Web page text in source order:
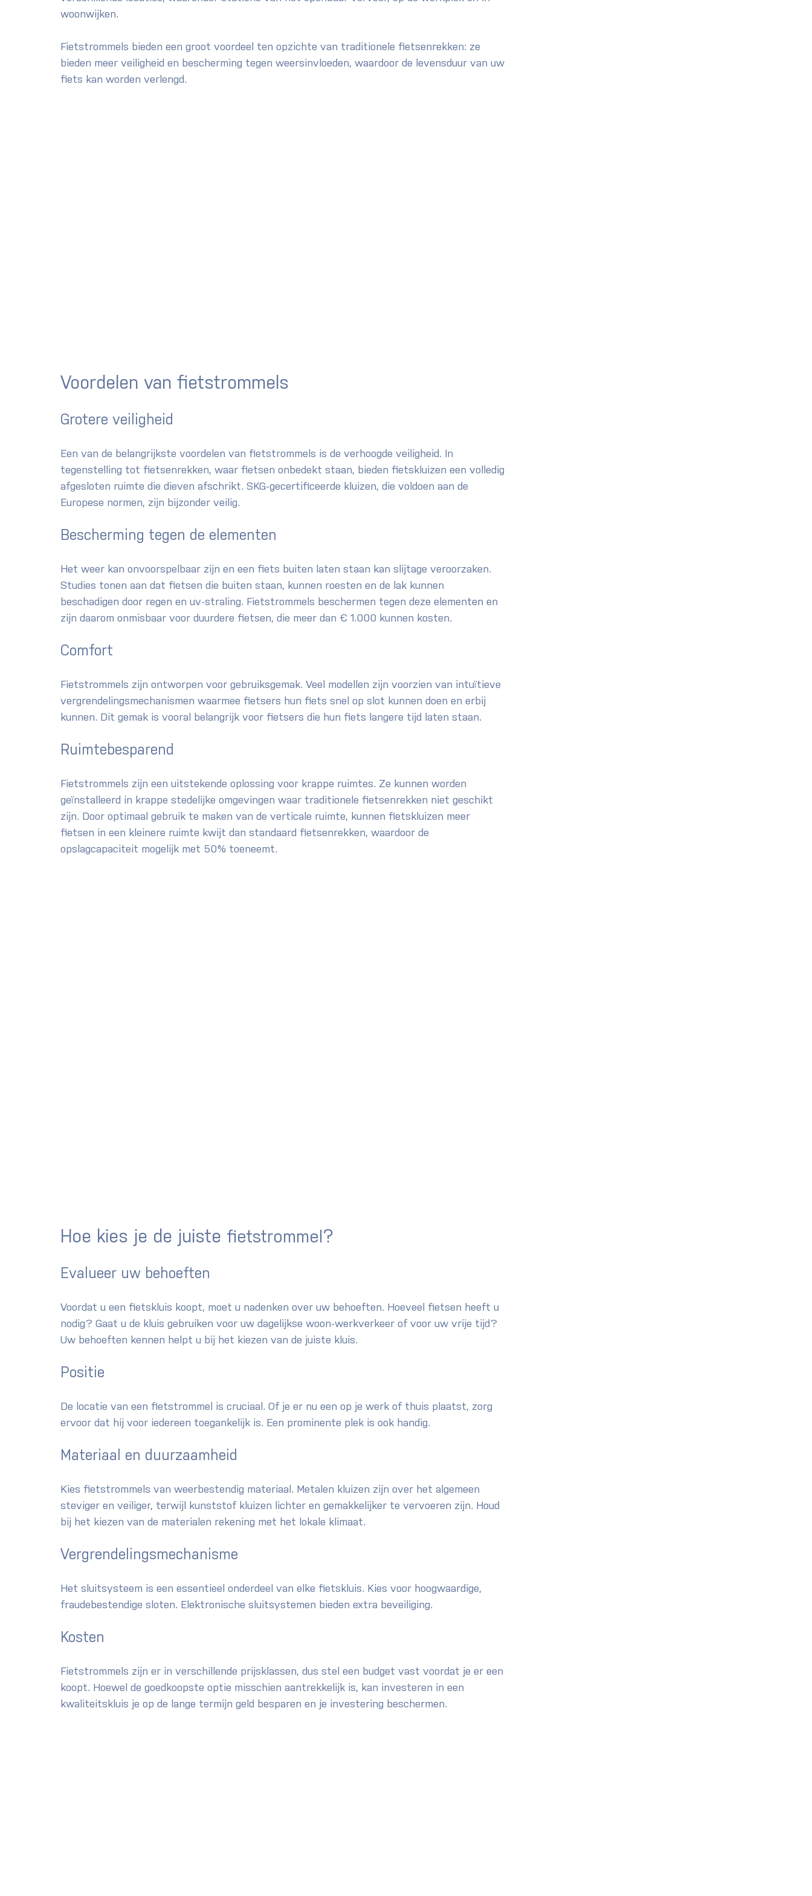
woonwijken.
Fietstrommels bieden een groot voordeel ten opzichte van traditionele fietsenrekken: ze
bieden meer veiligheid en bescherming tegen weersinvloeden, waardoor de levensduur van uw
fiets kan worden verlengd.
Voordelen van fietstrommels
Grotere veiligheid
Een van de belangrijkste voordelen van fietstrommels is de verhoogde veiligheid. In
tegenstelling tot fietsenrekken, waar fietsen onbedekt staan, bieden fietskluizen een volledig
afgesloten ruimte die dieven afschrikt. SKG-gecertificeerde kluizen, die voldoen aan de
Europese normen, zijn bijzonder veilig.
Bescherming tegen de elementen
Het weer kan onvoorspelbaar zijn en een fiets buiten laten staan kan slijtage veroorzaken.
Studies tonen aan dat fietsen die buiten staan, kunnen roesten en de lak kunnen
beschadigen door regen en uv-straling. Fietstrommels beschermen tegen deze elementen en
zijn daarom onmisbaar voor duurdere fietsen, die meer dan € 1.000 kunnen kosten.
Comfort
Fietstrommels zijn ontworpen voor gebruiksgemak. Veel modellen zijn voorzien van intuïtieve
vergrendelingsmechanismen waarmee fietsers hun fiets snel op slot kunnen doen en erbij
kunnen. Dit gemak is vooral belangrijk voor fietsers die hun fiets langere tijd laten staan.
Ruimtebesparend
Fietstrommels zijn een uitstekende oplossing voor krappe ruimtes. Ze kunnen worden
geïnstalleerd in krappe stedelijke omgevingen waar traditionele fietsenrekken niet geschikt
zijn. Door optimaal gebruik te maken van de verticale ruimte, kunnen fietskluizen meer
fietsen in een kleinere ruimte kwijt dan standaard fietsenrekken, waardoor de
opslagcapaciteit mogelijk met 50% toeneemt.
Hoe kies je de juiste fietstrommel ?
Evalueer uw behoeften
Voordat u een fietskluis koopt, moet u nadenken over uw behoeften. Hoeveel fietsen heeft u
nodig? Gaat u de kluis gebruiken voor uw dagelijkse woon-werkverkeer of voor uw vrije tijd?
Uw behoeften kennen helpt u bij het kiezen van de juiste kluis.
Positie
De locatie van een fietstrommel is cruciaal. Of je er nu een op je werk of thuis plaatst, zorg
ervoor dat hij voor iedereen toegankelijk is. Een prominente plek is ook handig.
Materiaal en duurzaamheid
Kies fietstrommels van weerbestendig materiaal. Metalen kluizen zijn over het algemeen
steviger en veiliger, terwijl kunststof kluizen lichter en gemakkelijker te vervoeren zijn. Houd
bij het kiezen van de materialen rekening met het lokale klimaat.
Vergrendelingsmechanisme
Het sluitsysteem is een essentieel onderdeel van elke fietskluis. Kies voor hoogwaardige,
fraudebestendige sloten. Elektronische sluitsystemen bieden extra beveiliging.
Kosten
Fietstrommels zijn er in verschillende prijsklassen, dus stel een budget vast voordat je er een
koopt. Hoewel de goedkoopste optie misschien aantrekkelijk is, kan investeren in een
kwaliteitskluis je op de lange termijn geld besparen en je investering beschermen.